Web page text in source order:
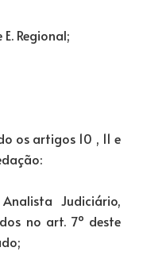
Regional;
os artigos 10 , 11 e
Judiciário,
no art. 7º deste